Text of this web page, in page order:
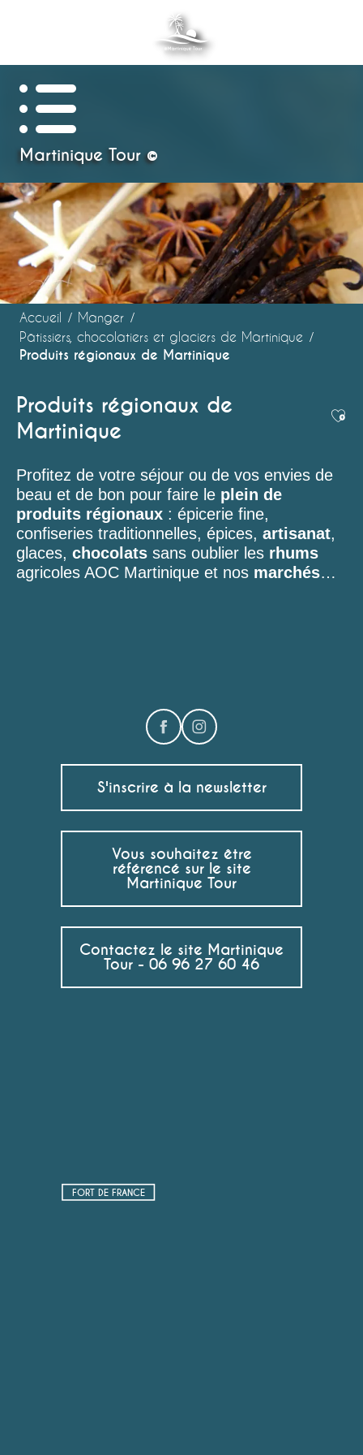
principal
Martinique Tour ©
Accueil
Manger
Pâtissiers, chocolatiers et glaciers de Martinique
Produits régionaux de Martinique
Produits régionaux de
Martinique
Profitez de votre séjour ou de vos envies de
beau et de bon pour faire le plein de
produits régionaux : épicerie fine,
confiseries traditionnelles, épices, artisanat,
glaces, chocolats sans oublier les rhums
agricoles AOC Martinique et nos marchés…
Saturne Boutique et Cave à vins (C.C Galleria)
La Mofwazerie - Confitures
Rhums Distillerie La Favorite
Grand Marché (Fort-de-France)
K’Féco - Boutique Chocolatier
La Fabrique de Julie - Chocolat Habitation Céron
Ô Plaisir des Glaces
S'inscrire à la newsletter
Vous souhaitez être
référencé sur le site
Martinique Tour
Contactez le site Martinique
Tour - 06 96 27 60 46
FORT DE FRANCE